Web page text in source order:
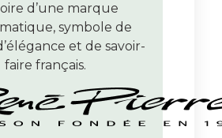
d’une marque
symbole de
et de savoir-
faire français.